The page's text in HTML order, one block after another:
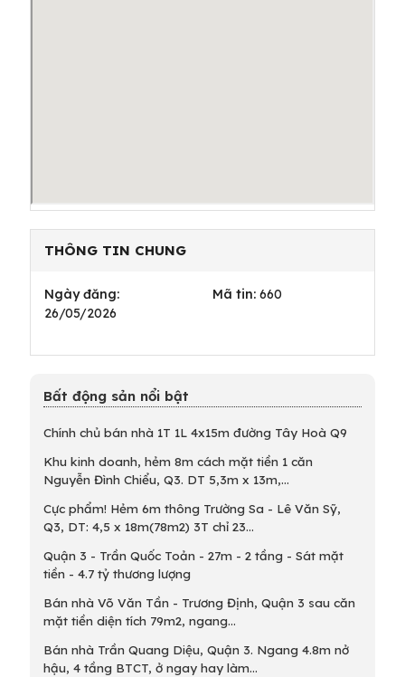
THÔNG TIN CHUNG
Ngày đăng:
26/05/2026
Mã tin:660
Bất động sản nổi bật
Chính chủ bán nhà 1T 1L 4x15m đường Tây Hoà Q9
Khu kinh doanh, hẻm 8m cách mặt tiền 1 căn
Nguyễn Đình Chiểu, Q3. DT 5,3m x 13m,...
Cực phẩm! Hẻm 6m thông Trường Sa - Lê Văn Sỹ,
Q3, DT: 4,5 x 18m(78m2) 3T chỉ 23...
Quận 3 - Trần Quốc Toản - 27m - 2 tầng - Sát mặt
tiền - 4.7 tỷ thương lượng
Bán nhà Võ Văn Tần - Trương Định, Quận 3 sau căn
mặt tiền diện tích 79m2, ngang...
Bán nhà Trần Quang Diệu, Quận 3. Ngang 4.8m nở
hậu, 4 tầng BTCT, ở ngay hay làm...